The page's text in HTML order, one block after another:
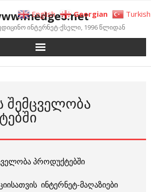
ინტერნეტ-ქსელი, 1996 წლიდან
ᲨᲔᲛᲪᲕᲔᲚᲝᲑᲐ
პროდუქტებში
ინტერნეტ-მაღაზიები
English Georgian Turkish